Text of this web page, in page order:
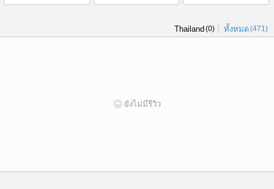
Thailand (0) ทั้งหมด(471)
ยังไม่มีรีวิว